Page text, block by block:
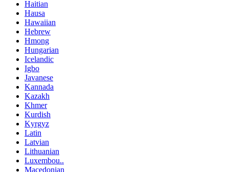
Haitian
Hausa
Hawaiian
Hebrew
Hmong
Hungarian
Icelandic
Igbo
Javanese
Kannada
Kazakh
Khmer
Kurdish
Kyrgyz
Latin
Latvian
Lithuanian
Luxembou..
Macedonian